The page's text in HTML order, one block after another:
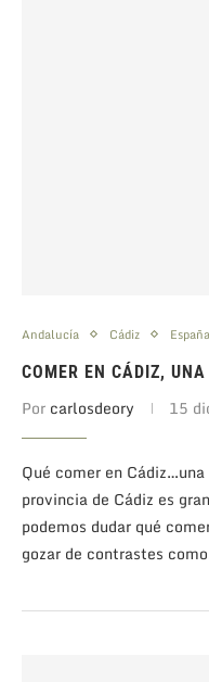
Andalucía Cádiz España
COMER EN CÁDIZ,
Por carlosdeory 15
Qué comer en
provincia de Cádiz es
podemos dudar qué
gozar de contrastes